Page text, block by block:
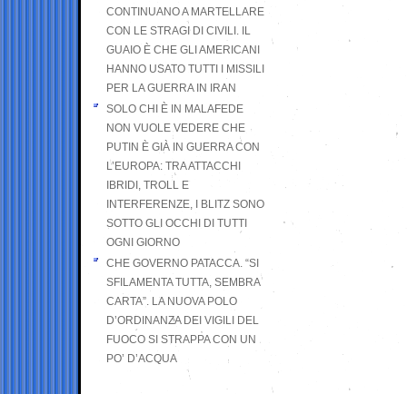
CONTINUANO A MARTELLARE
CON LE STRAGI DI CIVILI. IL
GUAIO È CHE GLI AMERICANI
HANNO USATO TUTTI I MISSILI
PER LA GUERRA IN IRAN
SOLO CHI È IN MALAFEDE
NON VUOLE VEDERE CHE
PUTIN È GIÀ IN GUERRA CON
L’EUROPA: TRA ATTACCHI
IBRIDI, TROLL E
INTERFERENZE, I BLITZ SONO
SOTTO GLI OCCHI DI TUTTI
OGNI GIORNO
CHE GOVERNO PATACCA. “SI
SFILAMENTA TUTTA, SEMBRA
CARTA”. LA NUOVA POLO
D’ORDINANZA DEI VIGILI DEL
FUOCO SI STRAPPA CON UN
PO’ D’ACQUA